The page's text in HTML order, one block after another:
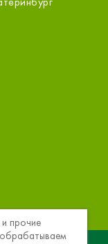
прочие